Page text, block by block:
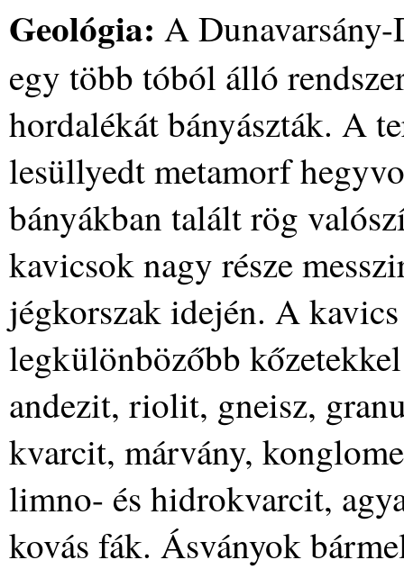
Geológia: A
egy több tóból álló
hordalékát bányászták. A
lesüllyedt metamorf
bányákban talált rög
kavicsok nagy része
jégkorszak idején. A
legkülönbözőbb
andezit, riolit, gneisz,
kvarcit, márvány,
limno- és hidrokvarcit,
kovás fák. Ásványok